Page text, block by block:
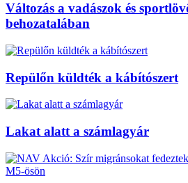
Változás a vadászok és
behozatalában
Repülőn küldték a kábítószert
Lakat alatt a számlagyár